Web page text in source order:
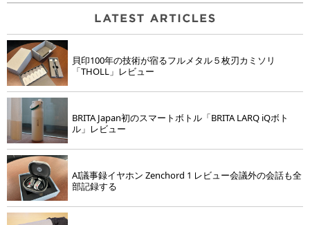
貝印100年の技術が宿るフルメタル５枚刃カミソリ
「THOLL」レビュー
BRITA Japan初のスマートボトル「BRITA LARQ iQボト
ル」レビュー
AI議事録イヤホン Zenchord 1 レビュー会議外の会話も全
部記録する